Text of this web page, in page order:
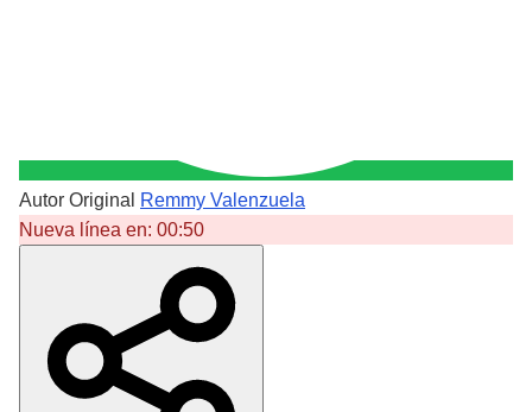
Autor Original
Remmy Valenzuela
Nueva línea en: 00:50